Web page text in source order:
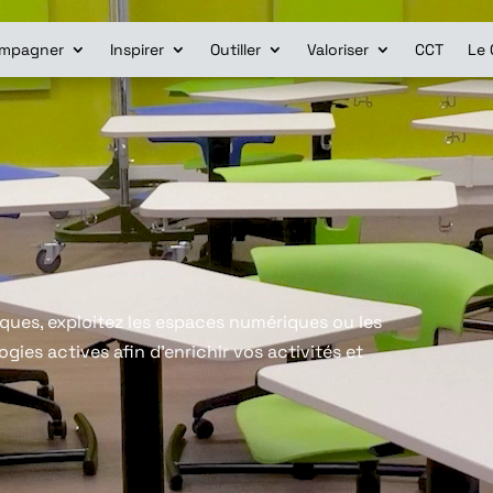
Inspirer Outiller Valoriser CCT Le
exploitez les espaces numériques ou les
actives afin d’enrichir vos activités et